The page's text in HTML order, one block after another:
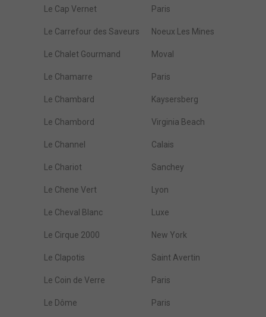
Le Cap Vernet Paris
Le Carrefour des Saveurs Noeux Les Mines
Le Chalet Gourmand Moval
Le Chamarre Paris
Le Chambard Kaysersberg
Le Chambord Virginia Beach
Le Channel Calais
Le Chariot Sanchey
Le Chene Vert Lyon
Le Cheval Blanc Luxe
Le Cirque 2000 New York
Le Clapotis Saint Avertin
Le Coin de Verre Paris
Le Dôme Paris